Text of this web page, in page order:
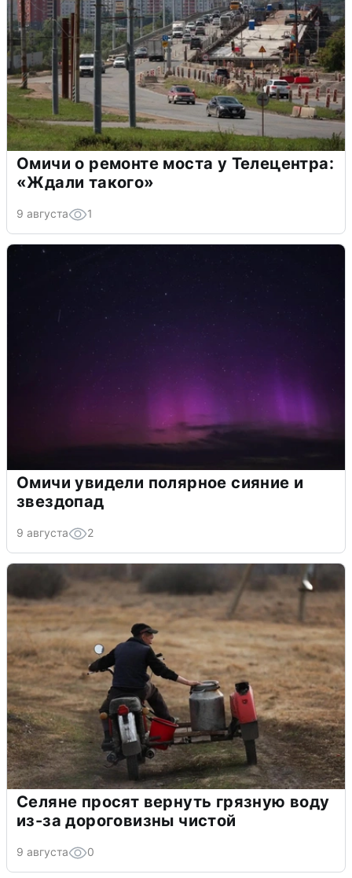
Омичи о ремонте моста у Телецентра:
«Ждали такого»
9 августа 1
Омичи увидели полярное сияние и
звездопад
9 августа 2
Селяне просят вернуть грязную воду
из-за дороговизны чистой
9 августа 0